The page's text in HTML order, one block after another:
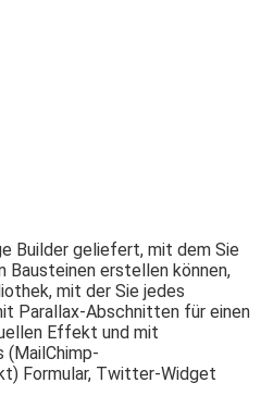
Builder geliefert, mit dem Sie
erstellen können,
mit der Sie jedes
Parallax-Abschnitten für einen
Effekt und mit
(MailChimp-
Formular, Twitter-Widget